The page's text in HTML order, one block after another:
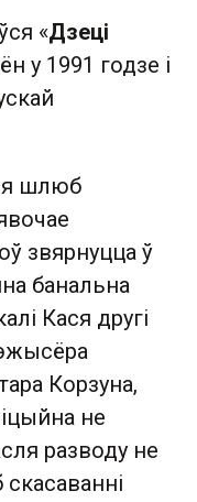
«Дзеці
у 1991 годзе і
шлюб
звярнуцца ў
банальна
Кася другі
Корзуна,
не
разводу не